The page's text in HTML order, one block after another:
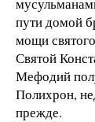
пути домой
мощи
Святой
Мефодий
Полихрон,
прежде.